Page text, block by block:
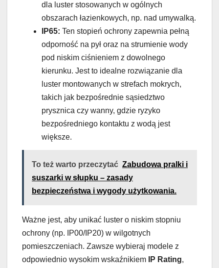
dla luster stosowanych w ogólnych
obszarach łazienkowych, np. nad umywalką.
IP65: Ten stopień ochrony zapewnia pełną
odporność na pył oraz na strumienie wody
pod niskim ciśnieniem z dowolnego
kierunku. Jest to idealne rozwiązanie dla
luster montowanych w strefach mokrych,
takich jak bezpośrednie sąsiedztwo
prysznica czy wanny, gdzie ryzyko
bezpośredniego kontaktu z wodą jest
większe.
To też warto przeczytać Zabudowa pralki i
suszarki w słupku – zasady
bezpieczeństwa i wygody użytkowania.
Ważne jest, aby unikać luster o niskim stopniu
ochrony (np. IP00/IP20) w wilgotnych
pomieszczeniach. Zawsze wybieraj modele z
odpowiednio wysokim wskaźnikiem
IP Rating,